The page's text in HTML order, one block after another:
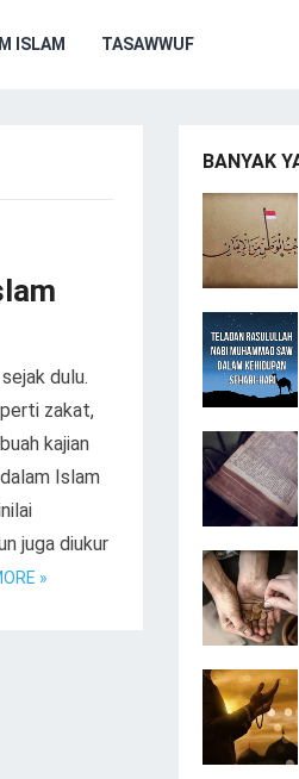
ISLAM TASAWWUF
dulu.
zakat,
kajian
Islam
juga diukur
»
BANYAK